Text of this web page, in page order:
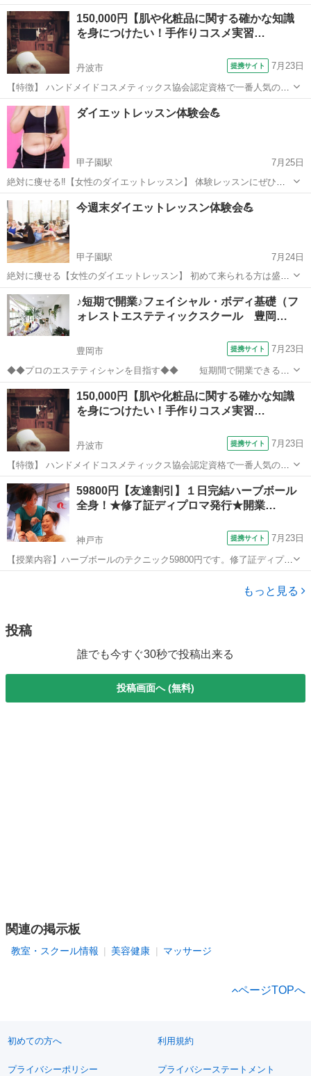
テレビなどのマスメディアを信じて生きることは❌ また、不平不満や
愚痴、人の悪口ばかり言うような外側ばかりに目を向けた生き方❌ 自
分の内側に...
兵庫 西宮市 甲子園駅 美容健康 レッスン
150,000円【肌や化粧品に関する確かな知識
を身につけたい！手作りコスメ実習…
丹波市 提携サイト 7月23日
【特徴】 ハンドメイドコスメティックス協会認定資格で一番人気の講
座です。多くの人の知っている一般的な化粧品の知識を上回る専門的
な知識を習得することが出来ます。 Web講義形式での受講も可能で
す。 ※Web受講の場合、実習は自...
兵庫 丹波市 メイク
ダイエットレッスン体験会💪
甲子園駅
7月25日
絶対に痩せる‼️【女性のダイエットレッスン】 体験レッスンにぜひ参
加してみて下さいね☺️ オリジナルコアリズムで肩甲骨と骨盤を動かす
のでまずお腹周りと背中がスッキリします。 筋トレ、ストレッチ、80
年代に流行っ...
兵庫 西宮市 甲子園駅 美容健康 レッスン
今週末ダイエットレッスン体験会💪
甲子園駅
7月24日
絶対に痩せる【女性のダイエットレッスン】 初めて来られる方は盛り
だくさんのメニューにびっくりされます😂 最初にオリジナルコアリズ
ムで肩甲骨と骨盤を動かしお腹周りがスッキリ、そして太りにくい体
になりますよ👍 メニ...
兵庫 西宮市 甲子園駅 その他 レッスン
♪短期で開業♪フェイシャル・ボディ基礎（フ
ォレストエステティックスクール 豊岡…
豊岡市 提携サイト 7月23日
◆◆プロのエステティシャンを目指す◆◆ 短期間で開業できる技
術を学べるコース 【カリキュラム】 フェイシャル基礎カリキュラ
ム＋カウンセリング・ボディケア理論・ ボ
ディマッサージ実技・フットケア...
兵庫 豊岡市 エステ
150,000円【肌や化粧品に関する確かな知識
を身につけたい！手作りコスメ実習…
丹波市 提携サイト 7月23日
【特徴】 ハンドメイドコスメティックス協会認定資格で一番人気の講
座です。多くの人の知っている一般的な化粧品の知識を上回る専門的
な知識を習得することが出来ます。 Web講義形式での受講も可能で
す。 ※Web受講の場合、実習は自...
兵庫 丹波市 メイク
59800円【友達割引】１日完結ハーブボール
全身！★修了証ディプロマ発行★開業…
神戸市 提携サイト 7月23日
【授業内容】ハーブボールのテクニック59800円です。修了証ディプロ
マも1枚1700円で発行しています★是非、更なる技術UPにご利用下さ
い！復習用のDVD、遠方の方向けの通信講座もご用意しています！こ
もっと見る
投稿
誰でも今すぐ30秒で投稿出来る
投稿画面へ (無料)
関連の掲示板
教室・スクール情報 美容健康 マッサージ
ページTOPへ
初めての方へ 利用規約
プライバシーポリシー プライバシーステートメント